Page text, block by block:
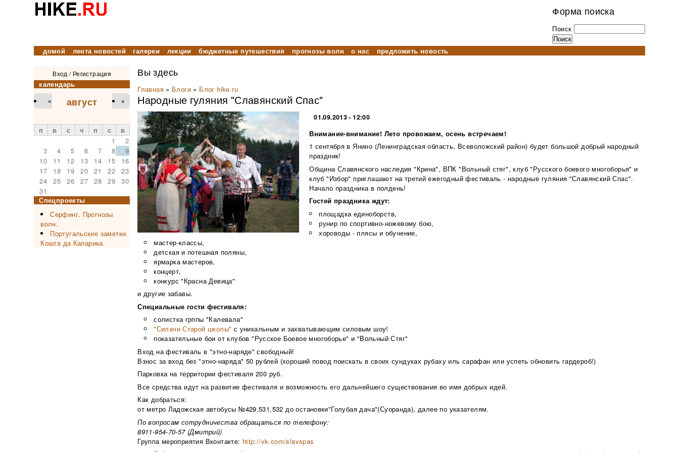
Форма поиска
Поиск
домой лента новостей галереи лекции бюджетные путешествия прогнозы волн о нас предложить новость
Вход / Регистрация
календарь
август
« »
п в с ч п с
в
1
2
3
4 5 6 7 8
9
10
11 12 13 14 15
16
17
18 19 20 21 22
23
24
25 26 27 28 29
30
31
Спецпроекты
Серфинг. Прогнозы
волн.
Португальские заметки.
Кошта да Капарика.
Вы здесь
Главная» Блоги » Блог hike.ru
Народные гуляния "Славянский Спас"
01.09.2013 - 12:00
Внимание-внимание! Лето провожаем, осень встречаем!
1 сентября в Янино (Ленинградская область, Всеволожский район) будет большой добрый народный
праздник!
Община Славянского наследия "Крина", ВПК "Вольный стяг", клуб "Русского боевого многоборья" и
клуб "Избор" приглашают на третий ежегодный фестиваль - народные гуляния "Славянский Спас".
Начало праздника в полдень!
Гостей праздника ждут:
площадка единоборств,
рунир по спортивно-ножевому бою,
хороводы - плясы и обучение,
мастер-классы,
детская и потешная поляны,
ярмарка мастеров,
концерт,
конкурс "Красна Девица"
и другие забавы.
Специальные гости фестиваля:
солистка грппы "Калевала"
"Силачи Старой школы" с уникальным и захватывающим силовым шоу!
показательные бои от клубов "Русское Боевое многоборье" и "Вольный Стяг"
Вход на фестиваль в "этно-наряде" свободный!
Взнос за вход без "этно-наряда" 50 рублей (хороший повод поискать в своих сундуках рубаху иль сарафан или успеть обновить гардероб!)
Парковка на территории фестиваля 200 руб.
Все средства идут на развитие фестиваля и возможность его дальнейшего существования во имя добрых идей.
Как добраться:
от метро Ладожская автобусы №429,531,532 до остановки"Голубая дача"(Суоранда), далее по указателям.
По вопросам сотрудничества обращаться по телефону:
8911-954-70-57 (Дмитрий)
Группа мероприятия Вконтакте: http://vk.com/slavspas